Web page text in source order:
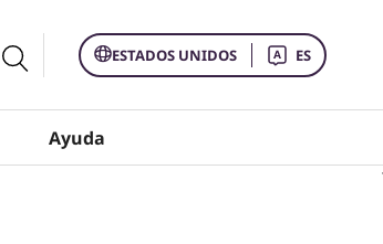
ESTADOS UNIDOS ES
Ayuda